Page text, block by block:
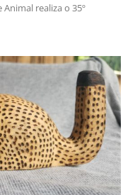
realiza o 35º